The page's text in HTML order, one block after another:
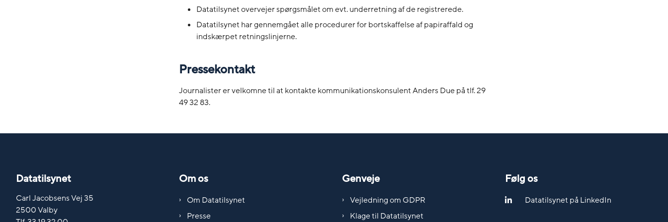
Datatilsynet overvejer spørgsmålet om evt. underretning af de registrerede.
Datatilsynet har gennemgået alle procedurer for bortskaffelse af papiraffald og
indskærpet retningslinjerne.
Pressekontakt
Journalister er velkomne til at kontakte kommunikationskonsulent Anders Due på tlf. 29
49 32 83.
Datatilsynet
Carl Jacobsens Vej 35
2500 Valby
Om os
Om Datatilsynet
Presse
Genveje
Vejledning om GDPR
Klage til Datatilsynet
Følg os
Datatilsynet på LinkedIn